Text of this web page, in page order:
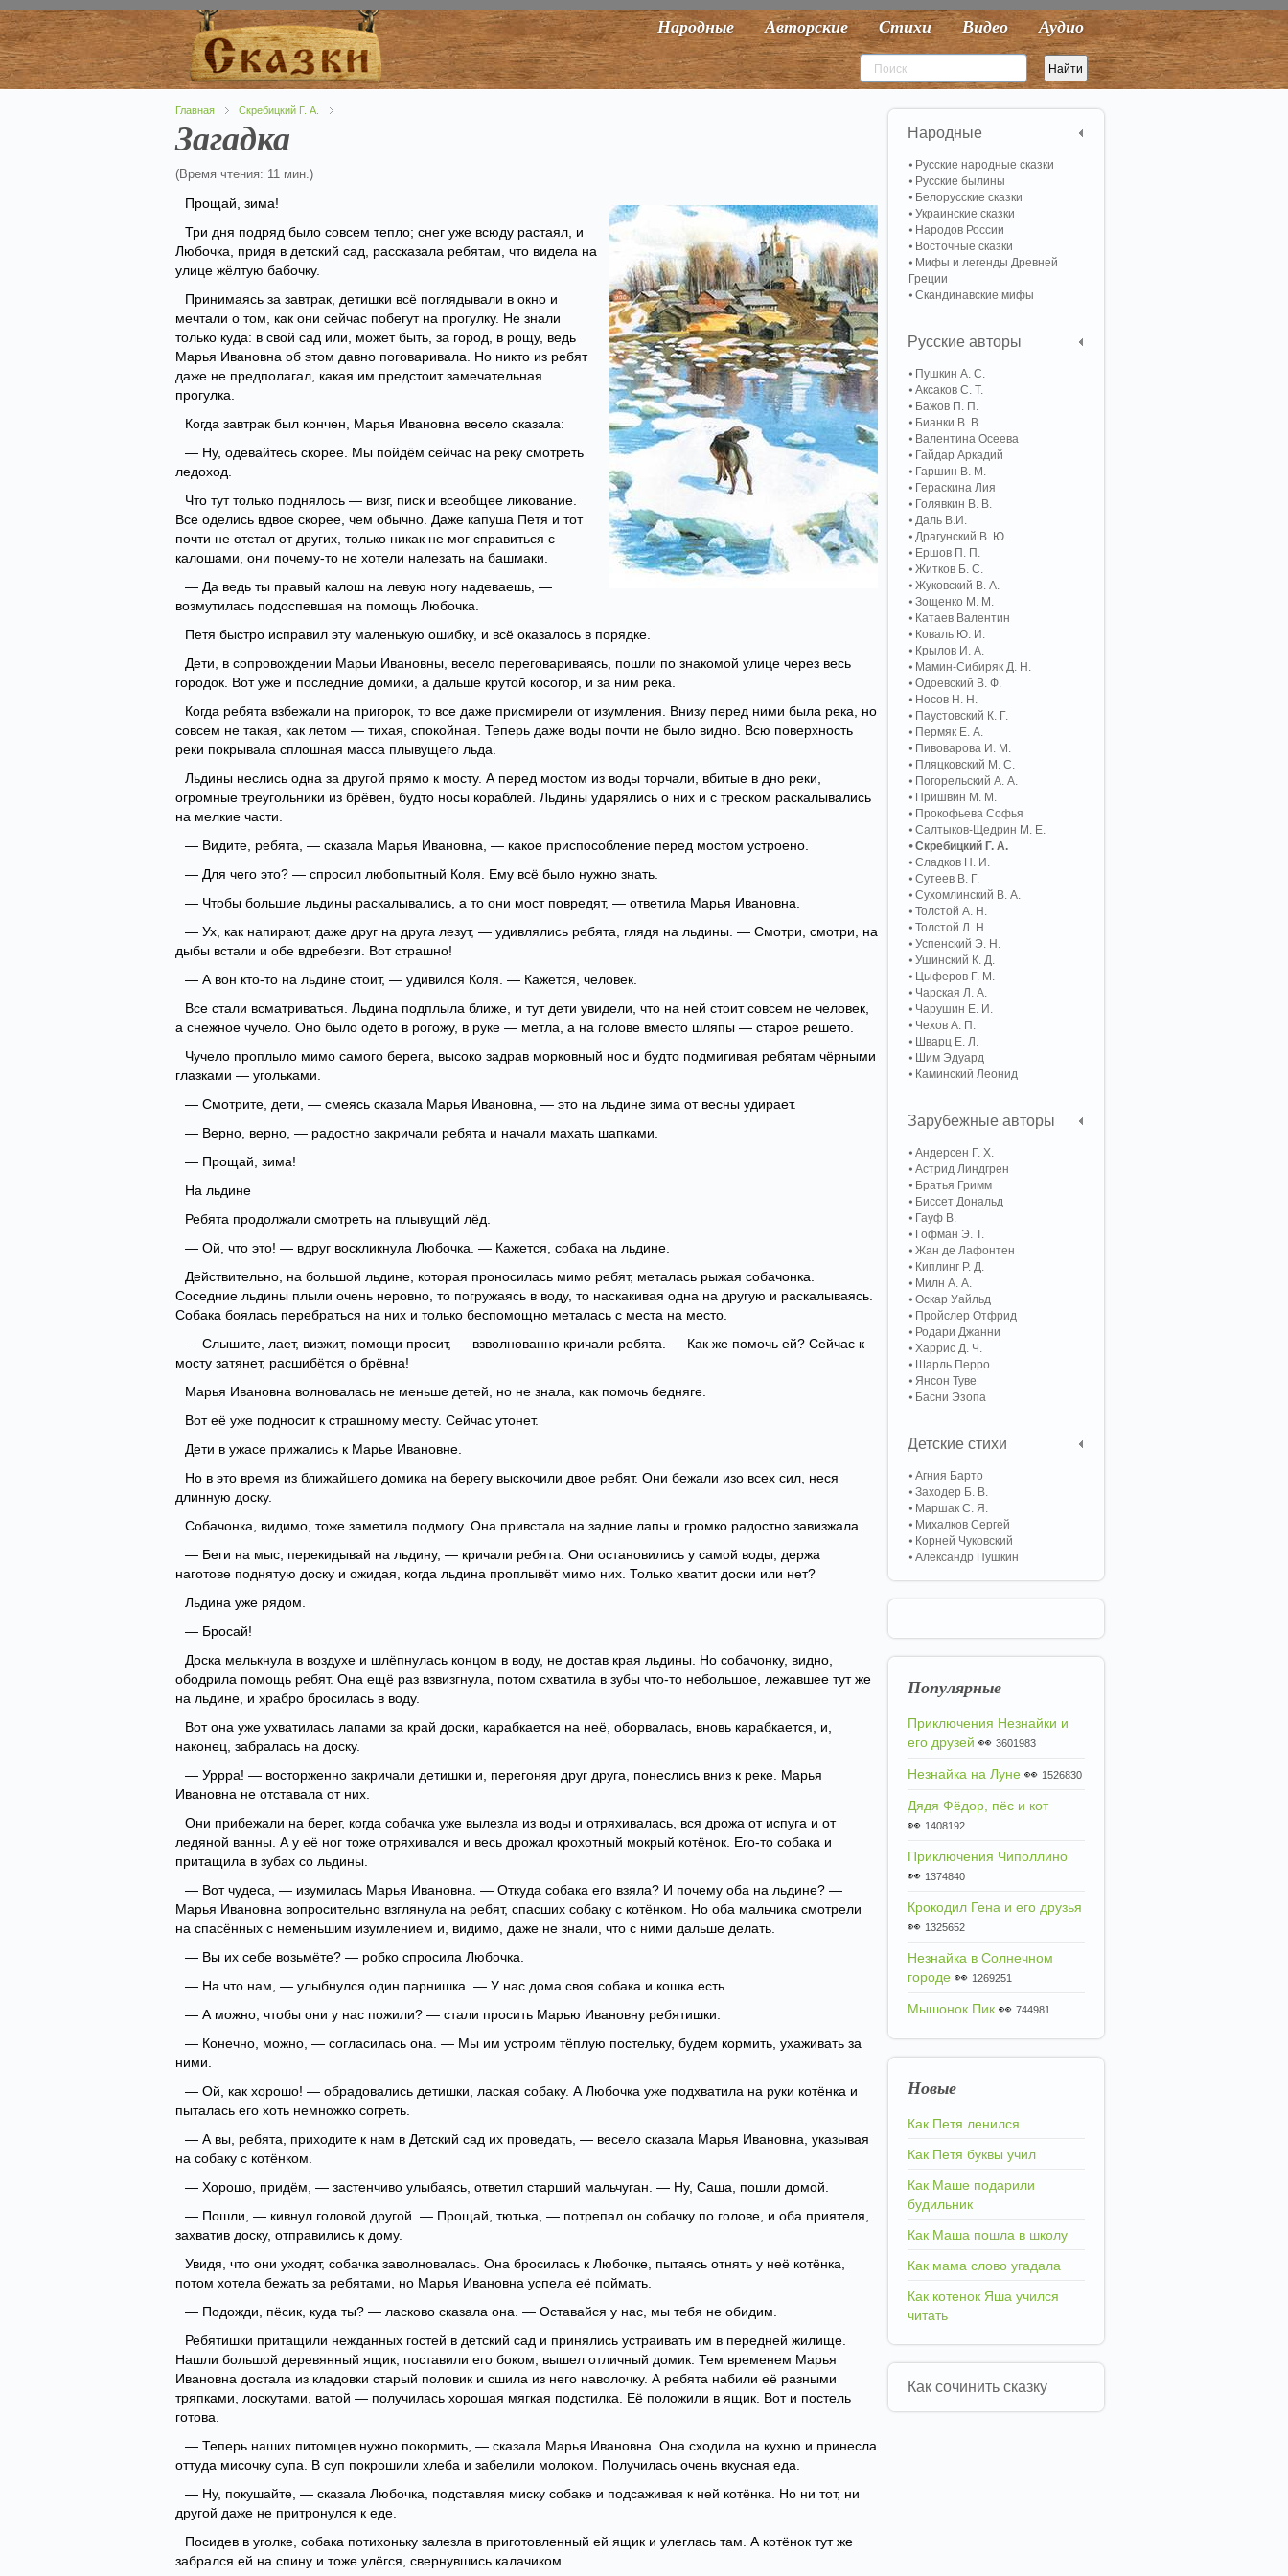
Народные Авторские Стихи Видео Аудио
Главная Скребицкий Г. А.
Загадка
(Время чтения: 11 мин.)
Прощай, зима!
Три дня подряд было совсем тепло; снег уже всюду растаял, и
Любочка, придя в детский сад, рассказала ребятам, что видела на
улице жёлтую бабочку.
Принимаясь за завтрак, детишки всё поглядывали в окно и
мечтали о том, как они сейчас побегут на прогулку. Не знали
только куда: в свой сад или, может быть, за город, в рощу, ведь
Марья Ивановна об этом давно поговаривала. Но никто из ребят
даже не предполагал, какая им предстоит замечательная
прогулка.
Когда завтрак был кончен, Марья Ивановна весело сказала:
— Ну, одевайтесь скорее. Мы пойдём сейчас на реку смотреть
ледоход.
Что тут только поднялось — визг, писк и всеобщее ликование.
Все оделись вдвое скорее, чем обычно. Даже капуша Петя и тот
почти не отстал от других, только никак не мог справиться с
калошами, они почему-то не хотели налезать на башмаки.
— Да ведь ты правый калош на левую ногу надеваешь, —
возмутилась подоспевшая на помощь Любочка.
Петя быстро исправил эту маленькую ошибку, и всё оказалось в порядке.
Дети, в сопровождении Марьи Ивановны, весело переговариваясь, пошли по знакомой улице через весь
городок. Вот уже и последние домики, а дальше крутой косогор, и за ним река.
Когда ребята взбежали на пригорок, то все даже присмирели от изумления. Внизу перед ними была река, но
совсем не такая, как летом — тихая, спокойная. Теперь даже воды почти не было видно. Всю поверхность
реки покрывала сплошная масса плывущего льда.
Льдины неслись одна за другой прямо к мосту. А перед мостом из воды торчали, вбитые в дно реки,
огромные треугольники из брёвен, будто носы кораблей. Льдины ударялись о них и с треском раскалывались
на мелкие части.
— Видите, ребята, — сказала Марья Ивановна, — какое приспособление перед мостом устроено.
— Для чего это? — спросил любопытный Коля. Ему всё было нужно знать.
— Чтобы большие льдины раскалывались, а то они мост повредят, — ответила Марья Ивановна.
— Ух, как напирают, даже друг на друга лезут, — удивлялись ребята, глядя на льдины. — Смотри, смотри, на
дыбы встали и обе вдребезги. Вот страшно!
— А вон кто-то на льдине стоит, — удивился Коля. — Кажется, человек.
Все стали всматриваться. Льдина подплыла ближе, и тут дети увидели, что на ней стоит совсем не человек,
а снежное чучело. Оно было одето в рогожу, в руке — метла, а на голове вместо шляпы — старое решето.
Чучело проплыло мимо самого берега, высоко задрав морковный нос и будто подмигивая ребятам чёрными
глазками — угольками.
— Смотрите, дети, — смеясь сказала Марья Ивановна, — это на льдине зима от весны удирает.
— Верно, верно, — радостно закричали ребята и начали махать шапками.
— Прощай, зима!
На льдине
Ребята продолжали смотреть на плывущий лёд.
— Ой, что это! — вдруг воскликнула Любочка. — Кажется, собака на льдине.
Действительно, на большой льдине, которая проносилась мимо ребят, металась рыжая собачонка.
Соседние льдины плыли очень неровно, то погружаясь в воду, то наскакивая одна на другую и раскалываясь.
Собака боялась перебраться на них и только беспомощно металась с места на место.
— Слышите, лает, визжит, помощи просит, — взволнованно кричали ребята. — Как же помочь ей? Сейчас к
мосту затянет, расшибётся о брёвна!
Марья Ивановна волновалась не меньше детей, но не знала, как помочь бедняге.
Вот её уже подносит к страшному месту. Сейчас утонет.
Дети в ужасе прижались к Марье Ивановне.
Но в это время из ближайшего домика на берегу выскочили двое ребят. Они бежали изо всех сил, неся
длинную доску.
Собачонка, видимо, тоже заметила подмогу. Она привстала на задние лапы и громко радостно завизжала.
— Беги на мыс, перекидывай на льдину, — кричали ребята. Они остановились у самой воды, держа
наготове поднятую доску и ожидая, когда льдина проплывёт мимо них. Только хватит доски или нет?
Льдина уже рядом.
— Бросай!
Доска мелькнула в воздухе и шлёпнулась концом в воду, не достав края льдины. Но собачонку, видно,
ободрила помощь ребят. Она ещё раз взвизгнула, потом схватила в зубы что-то небольшое, лежавшее тут же
на льдине, и храбро бросилась в воду.
Вот она уже ухватилась лапами за край доски, карабкается на неё, оборвалась, вновь карабкается, и,
наконец, забралась на доску.
— Уррра! — восторженно закричали детишки и, перегоняя друг друга, понеслись вниз к реке. Марья
Ивановна не отставала от них.
Они прибежали на берег, когда собачка уже вылезла из воды и отряхивалась, вся дрожа от испуга и от
ледяной ванны. А у её ног тоже отряхивался и весь дрожал крохотный мокрый котёнок. Его-то собака и
притащила в зубах со льдины.
— Вот чудеса, — изумилась Марья Ивановна. — Откуда собака его взяла? И почему оба на льдине? —
Марья Ивановна вопросительно взглянула на ребят, спасших собаку с котёнком. Но оба мальчика смотрели
на спасённых с неменьшим изумлением и, видимо, даже не знали, что с ними дальше делать.
— Вы их себе возьмёте? — робко спросила Любочка.
— На что нам, — улыбнулся один парнишка. — У нас дома своя собака и кошка есть.
— А можно, чтобы они у нас пожили? — стали просить Марью Ивановну ребятишки.
— Конечно, можно, — согласилась она. — Мы им устроим тёплую постельку, будем кормить, ухаживать за
ними.
— Ой, как хорошо! — обрадовались детишки, лаская собаку. А Любочка уже подхватила на руки котёнка и
пыталась его хоть немножко согреть.
— А вы, ребята, приходите к нам в Детский сад их проведать, — весело сказала Марья Ивановна, указывая
на собаку с котёнком.
— Хорошо, придём, — застенчиво улыбаясь, ответил старший мальчуган. — Ну, Саша, пошли домой.
— Пошли, — кивнул головой другой. — Прощай, тютька, — потрепал он собачку по голове, и оба приятеля,
захватив доску, отправились к дому.
Увидя, что они уходят, собачка заволновалась. Она бросилась к Любочке, пытаясь отнять у неё котёнка,
потом хотела бежать за ребятами, но Марья Ивановна успела её поймать.
— Подожди, пёсик, куда ты? — ласково сказала она. — Оставайся у нас, мы тебя не обидим.
Ребятишки притащили нежданных гостей в детский сад и принялись устраивать им в передней жилище.
Нашли большой деревянный ящик, поставили его боком, вышел отличный домик. Тем временем Марья
Ивановна достала из кладовки старый половик и сшила из него наволочку. А ребята набили её разными
тряпками, лоскутами, ватой — получилась хорошая мягкая подстилка. Её положили в ящик. Вот и постель
готова.
— Теперь наших питомцев нужно покормить, — сказала Марья Ивановна. Она сходила на кухню и принесла
оттуда мисочку супа. В суп покрошили хлеба и забелили молоком. Получилась очень вкусная еда.
— Ну, покушайте, — сказала Любочка, подставляя миску собаке и подсаживая к ней котёнка. Но ни тот, ни
другой даже не притронулся к еде.
Посидев в уголке, собака потихоньку залезла в приготовленный ей ящик и улеглась там. А котёнок тут же
забрался ей на спину и тоже улёгся, свернувшись калачиком.
Народные
Русские народные сказки
Русские былины
Белорусские сказки
Украинские сказки
Народов России
Восточные сказки
Мифы и легенды Древней
Греции
Скандинавские мифы
Русские авторы
Пушкин А. С.
Аксаков С. Т.
Бажов П. П.
Бианки В. В.
Валентина Осеева
Гайдар Аркадий
Гаршин В. М.
Гераскина Лия
Голявкин В. В.
Даль В.И.
Драгунский В. Ю.
Ершов П. П.
Житков Б. С.
Жуковский В. А.
Зощенко М. М.
Катаев Валентин
Коваль Ю. И.
Крылов И. А.
Мамин-Сибиряк Д. Н.
Одоевский В. Ф.
Носов Н. Н.
Паустовский К. Г.
Пермяк Е. А.
Пивоварова И. М.
Пляцковский М. С.
Погорельский А. A.
Пришвин М. М.
Прокофьева Софья
Салтыков-Щедрин М. Е.
Скребицкий Г. А.
Сладков Н. И.
Сутеев В. Г.
Сухомлинский В. А.
Толстой А. Н.
Толстой Л. Н.
Успенский Э. Н.
Ушинский К. Д.
Цыферов Г. М.
Чарская Л. А.
Чарушин Е. И.
Чехов А. П.
Шварц Е. Л.
Шим Эдуард
Каминский Леонид
Зарубежные авторы
Андерсен Г. Х.
Астрид Линдгрен
Братья Гримм
Биссет Дональд
Гауф В.
Гофман Э. Т.
Жан де Лафонтен
Киплинг Р. Д.
Милн А. А.
Оскар Уайльд
Пройслер Отфрид
Родари Джанни
Харрис Д. Ч.
Шарль Перро
Янсон Туве
Басни Эзопа
Детские стихи
Агния Барто
Заходер Б. В.
Маршак С. Я.
Михалков Сергей
Корней Чуковский
Александр Пушкин
Популярные
Приключения Незнайки и
его друзей 👀 3601983
Незнайка на Луне 👀 1526830
Дядя Фёдор, пёс и кот
👀 1408192
Приключения Чиполлино
👀 1374840
Крокодил Гена и его друзья
👀 1325652
Незнайка в Солнечном
городе 👀 1269251
Мышонок Пик 👀 744981
Новые
Как Петя ленился
Как Петя буквы учил
Как Маше подарили
будильник
Как Маша пошла в школу
Как мама слово угадала
Как котенок Яша учился
читать
Как сочинить сказку